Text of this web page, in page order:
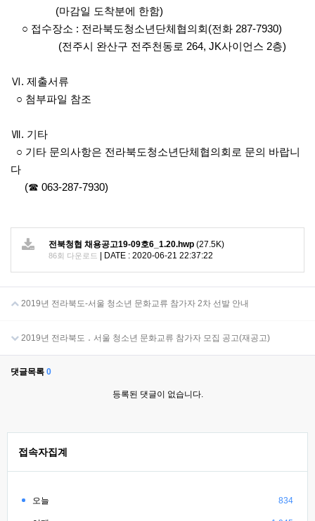
(마감일 도착분에 한함)
○ 접수장소 : 전라북도청소년단체협의회(전화 287-7930)
(전주시 완산구 전주천동로 264, JK사이언스 2층)
Ⅵ. 제출서류
○ 첨부파일 참조
Ⅶ. 기타
○ 기타 문의사항은 전라북도청소년단체협의회로 문의 바랍니
다
(☎ 063-287-7930)
전북청협 채용공고19-09호6_1.20.hwp (27.5K)
86회 다운로드 DATE : 2020-06-21 22:37:22
2019년 전라북도-서울 청소년 문화교류 참가자 2차 선발 안내
2019년 전라북도 ․ 서울 청소년 문화교류 참가자 모집 공고(재공고)
댓글목록 0
등록된 댓글이 없습니다.
접속자집계
오늘 834